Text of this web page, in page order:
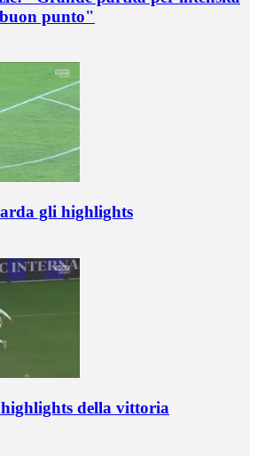
punto"
gli highlights
della vittoria